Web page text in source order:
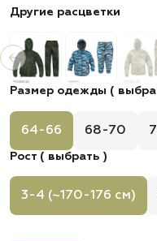
Другие расцветки
Размер одежды (
64-66 68-70
Рост ( выбрать )
3-4 (~170-176 см)